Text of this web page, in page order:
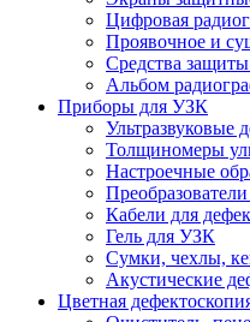
Цифровая
Проявочное и
Средства защиты
Альбом
Приборы для УЗК
Ультразвуковые
Толщиномеры
Настроечные
Кабели для
Гель для УЗК
Сумки, чехлы,
Акустические
Цветная